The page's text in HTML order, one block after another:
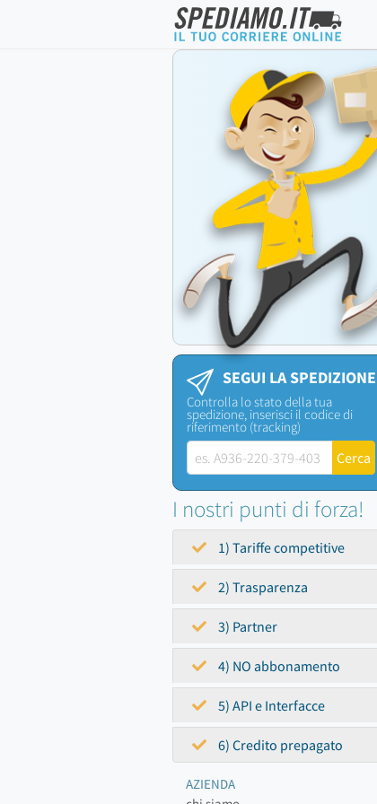
SEGUI LA SPEDIZIONE
Controlla lo stato della tua
spedizione, inserisci il codice di
riferimento (tracking)
I nostri punti di forza!
1) Tariffe competitive
2) Trasparenza
3) Partner
4) NO abbonamento
5) API e Interfacce
6) Credito prepagato
AZIENDA